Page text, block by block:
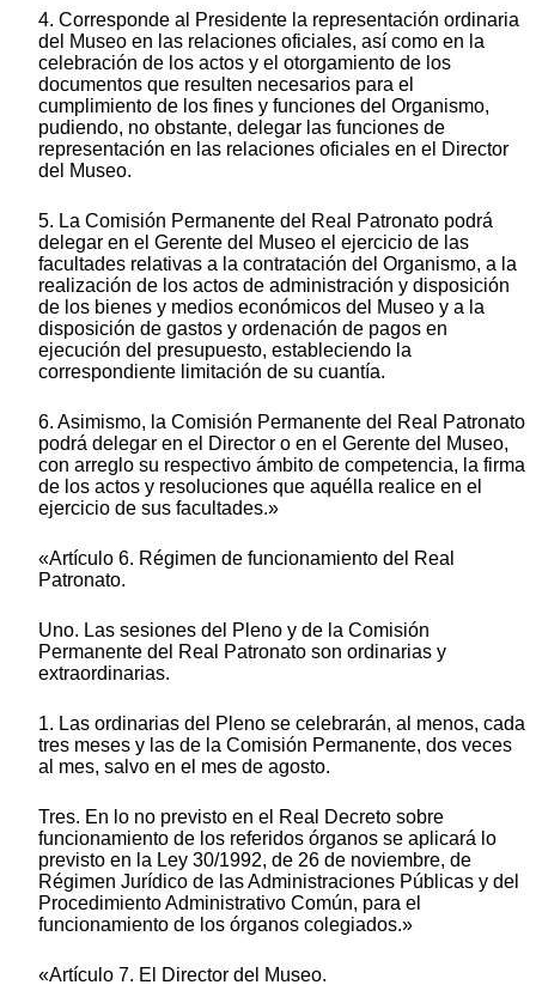
4. Corresponde al Presidente la representación ordinaria
del Museo en las relaciones oficiales, así como en la
celebración de los actos y el otorgamiento de los
documentos que resulten necesarios para el
cumplimiento de los fines y funciones del Organismo,
pudiendo, no obstante, delegar las funciones de
representación en las relaciones oficiales en el Director
del Museo.
5. La Comisión Permanente del Real Patronato podrá
delegar en el Gerente del Museo el ejercicio de las
facultades relativas a la contratación del Organismo, a la
realización de los actos de administración y disposición
de los bienes y medios económicos del Museo y a la
disposición de gastos y ordenación de pagos en
ejecución del presupuesto, estableciendo la
correspondiente limitación de su cuantía.
6. Asimismo, la Comisión Permanente del Real Patronato
podrá delegar en el Director o en el Gerente del Museo,
con arreglo su respectivo ámbito de competencia, la firma
de los actos y resoluciones que aquélla realice en el
ejercicio de sus facultades.»
«Artículo 6. Régimen de funcionamiento del Real
Patronato.
Uno. Las sesiones del Pleno y de la Comisión
Permanente del Real Patronato son ordinarias y
extraordinarias.
1. Las ordinarias del Pleno se celebrarán, al menos, cada
tres meses y las de la Comisión Permanente, dos veces
al mes, salvo en el mes de agosto.
Tres. En lo no previsto en el Real Decreto sobre
funcionamiento de los referidos órganos se aplicará lo
previsto en la Ley 30/1992, de 26 de noviembre, de
Régimen Jurídico de las Administraciones Públicas y del
Procedimiento Administrativo Común, para el
funcionamiento de los órganos colegiados.»
«Artículo 7. El Director del Museo.